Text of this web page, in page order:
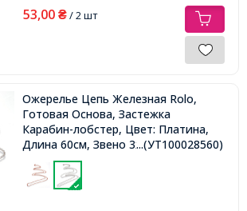
53,00 ₴/ 2 шт
Ожерелье Цепь Железная Rolo,
Готовая Основа, Застежка
Карабин-лобстер, Цвет: Платина,
Длина 60см, Звено 3х0.8мм,...(УТ100028560)